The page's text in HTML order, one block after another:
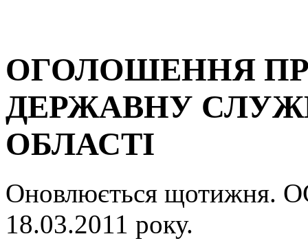
ОГОЛОШЕННЯ
ДЕРЖАВНУ
ОБЛАСТІ
Оновлюється
18.03.2011 року.